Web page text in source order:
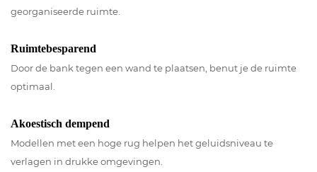
georganiseerde ruimte.
Ruimtebesparend
Door de bank tegen een wand te plaatsen, benut je de ruimte
optimaal.
Akoestisch dempend
Modellen met een hoge rug helpen het geluidsniveau te
verlagen in drukke omgevingen.